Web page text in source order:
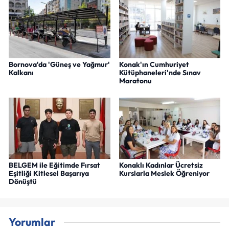
Bornova'da 'Güneş ve Yağmur'
Kalkanı
Konak'ın Cumhuriyet
Kütüphaneleri'nde Sınav
Maratonu
BELGEM ile Eğitimde Fırsat
Eşitliği Kitlesel Başarıya
Dönüştü
Konaklı Kadınlar Ücretsiz
Kurslarla Meslek Öğreniyor
Yorumlar